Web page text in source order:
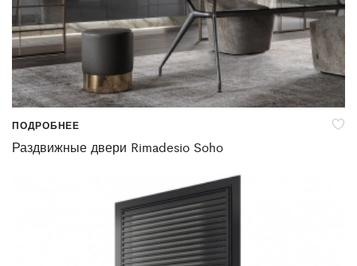
ПОДРОБНЕЕ
Раздвижные двери Rimadesio Soho